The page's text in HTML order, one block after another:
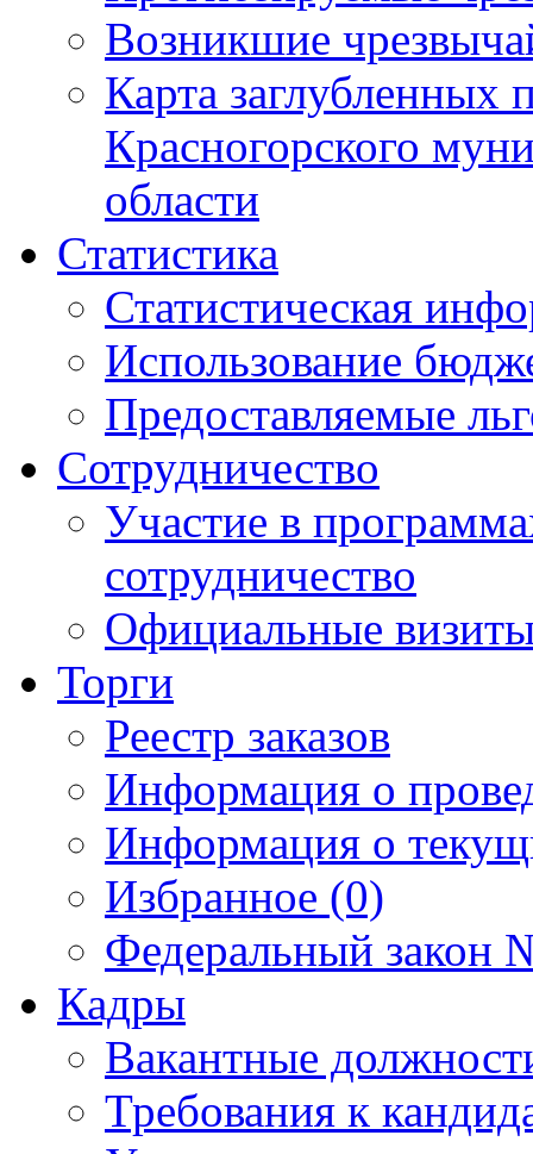
Возникшие
Карта
Красногорского
области
Статистика
Статистическая
Использование
Предоставляемые
Сотрудничество
Участие в
сотрудничество
Официальные
Торги
Реестр заказов
Информация о
Информация о
Избранное (0)
Федеральный закон
Кадры
Вакантные
Требования к